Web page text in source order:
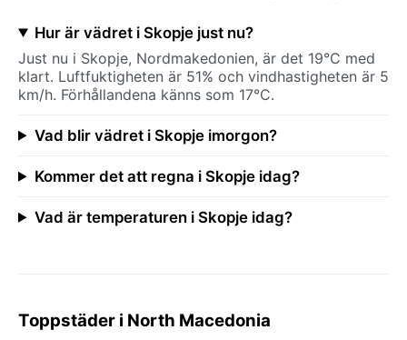
Hur är vädret i Skopje just nu?
Just nu i Skopje, Nordmakedonien, är det 19°C med
klart. Luftfuktigheten är 51% och vindhastigheten är 5
km/h. Förhållandena känns som 17°C.
Vad blir vädret i Skopje imorgon?
Kommer det att regna i Skopje idag?
Vad är temperaturen i Skopje idag?
Toppstäder i North Macedonia